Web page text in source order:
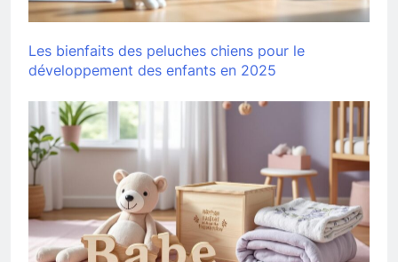
Les bienfaits des peluches chiens pour le
développement des enfants en 2025